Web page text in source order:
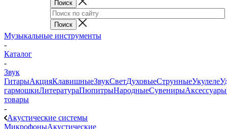
Музыкальные инструменты
-
Каталог
-
Звук
ГитарыАкцияКлавишныеЗвукСветДуховыеСтрунныеУкулеле
гармошкиЛитератураПюпитрыНародныеСувенирыАксессуары
товары
-
Акустические системы
МикрофоныАкустические